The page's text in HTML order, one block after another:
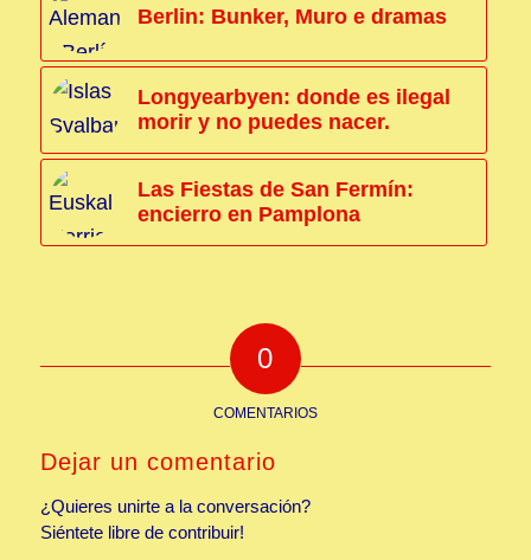
Berlin: Bunker, Muro e dramas
Longyearbyen: donde es ilegal
morir y no puedes nacer.
Las Fiestas de San Fermín:
encierro en Pamplona
0
COMENTARIOS
Dejar un comentario
¿Quieres unirte a la conversación?
Siéntete libre de contribuir!